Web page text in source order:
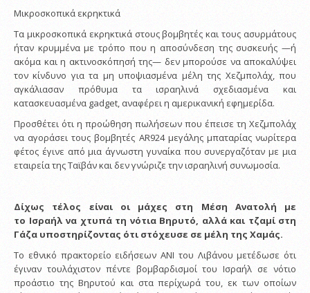
Μικροσκοπικά εκρηκτικά
Τα μικροσκοπικά εκρηκτικά στους βομβητές και τους ασυρμάτους
ήταν κρυμμένα με τρόπο που η αποσύνδεση της συσκευής —ή
ακόμα και η ακτινοσκόπησή της— δεν μπορούσε να αποκαλύψει
τον κίνδυνο για τα μη υποψιασμένα μέλη της Χεζμπολάχ, που
αγκάλιασαν πρόθυμα τα ισραηλινά σχεδιασμένα και
κατασκευασμένα gadget, αναφέρει η αμερικανική εφημερίδα.
Προσθέτει ότι η προώθηση πωλήσεων που έπεισε τη Χεζμπολάχ
να αγοράσει τους βομβητές AR924 μεγάλης μπαταρίας νωρίτερα
φέτος έγινε από μια άγνωστη γυναίκα που συνεργαζόταν με μια
εταιρεία της Ταϊβάν και δεν γνώριζε την ισραηλινή συνωμοσία.
Δίχως τέλος είναι οι μάχες στη Μέση Ανατολή με
το Ισραήλ να χτυπά τη νότια Βηρυτό, αλλά και τζαμί στη
Γάζα υποστηρίζοντας ότι στόχευσε σε μέλη της Χαμάς.
Το εθνικό πρακτορείο ειδήσεων ANI του Λιβάνου μετέδωσε ότι
έγιναν τουλάχιστον πέντε βομβαρδισμοί του Ισραήλ σε νότιο
προάστιο της Βηρυτού και στα περίχωρά του, εκ των οποίων